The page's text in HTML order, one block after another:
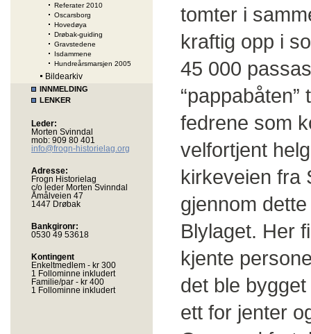
Referater 2010
Oscarsborg
Hovedøya
Drøbak-guiding
Gravstedene
Isdammene
Hundreårsmarsjen 2005
Bildearkiv
INNMELDING
LENKER
Leder:
Morten Svinndal
mob: 909 80 401
info@frogn-historielag.org
Adresse:
Frogn Historielag
c/o leder Morten Svinndal
Åmålveien 47
1447 Drøbak
Bankgironr:
0530 49 53618
Kontingent
Enkeltmedlem - kr 300
1 Follominne inkludert
Familie/par - kr 400
1 Follominne inkludert
tomter i
kraftig opp i
45 000
fedrene som
velfortjent
kirkeveien fra
gjennom
Blylaget. Her
kjente
det ble
ett for jenter